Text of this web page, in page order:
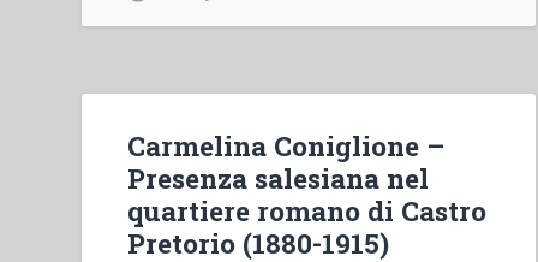
l’esprit
de
Mornèse”
Carmelina Coniglione –
Presenza salesiana nel
quartiere romano di Castro
Pretorio (1880-1915)